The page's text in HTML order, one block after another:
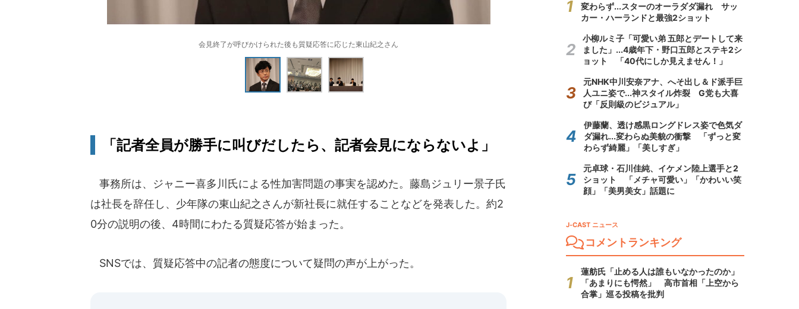
会見終了が呼びかけられた後も質疑応答に応じた東山紀之さん
「記者全員が勝手に叫びだしたら、記者会見にならないよ」
事務所は、ジャニー喜多川氏による性加害問題の事実を認めた。藤島ジュリー景子氏
は社長を辞任し、少年隊の東山紀之さんが新社長に就任することなどを発表した。約2
0分の説明の後、4時間にわたる質疑応答が始まった。
SNSでは、質疑応答中の記者の態度について疑問の声が上がった。
変わらず...スターのオーラダダ漏れ サッ
カー・ハーランドと最強2ショット
小柳ルミ子「可愛い弟 五郎とデートして来
ました」...4歳年下・野口五郎とステキ2シ
ョット 「40代にしか見えません！」
元NHK中川安奈アナ、へそ出し＆ド派手巨
人ユニ姿で...神スタイル炸裂 G党も大喜
び「反則級のビジュアル」
伊藤蘭、透け感黒ロングドレス姿で色気ダ
ダ漏れ...変わらぬ美貌の衝撃 「ずっと変
わらず綺麗」「美しすぎ」
元卓球・石川佳純、イケメン陸上選手と2
ショット 「メチャ可愛い」「かわいい笑
顔」「美男美女」話題に
J-CAST ニュース
コメントランキング
蓮舫氏「止める人は誰もいなかったのか」
「あまりにも愕然」 高市首相「上空から
合掌」巡る投稿を批判